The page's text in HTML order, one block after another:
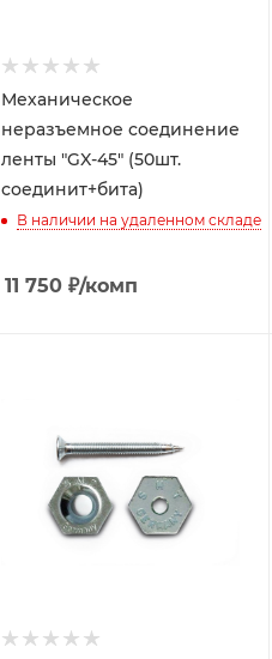
Механическое
неразъемное соединение
ленты "GX-45" (50шт.
соединит+бита)
В наличии на удаленном складе
11 750 ₽/комп